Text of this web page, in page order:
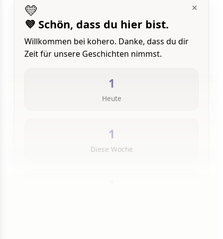
×
💛
💜 Schön, dass du hier bist.
Willkommen bei kohero. Danke, dass du dir
Zeit für unsere Geschichten nimmst.
1
Heute
1
Diese Woche